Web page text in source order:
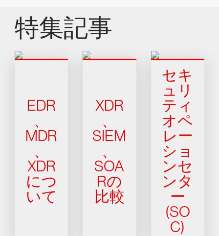
特集記事
EDR
、
MDR
、
XDR
につ
いて
XDR
、
SIEM
、
SOA
Rの
比較
セキ
ュリ
ティ
オペ
レー
ショ
ンセ
ンタ
ー
(SO
C)